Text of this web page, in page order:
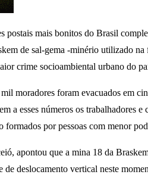
postais mais bonitos do Brasil
de sal-gema -minério utilizado
crime socioambiental urbano do
moradores foram evacuados em
a esses números os
formados por pessoas com menor
apontou que a mina 18 da
de deslocamento vertical neste